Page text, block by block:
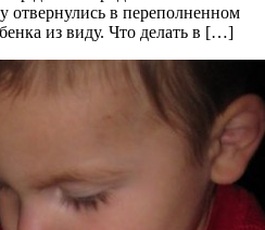
в переполненном
из виду. Что делать в […]